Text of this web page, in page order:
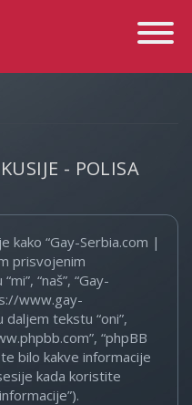
Toggle
- POLISA
kako “Gay-Serbia.com |
prisvojenim
“naš”, “Gay-
www.gay-
tekstu “oni”,
“phpBB
bilo kakve informacije
kada koristite